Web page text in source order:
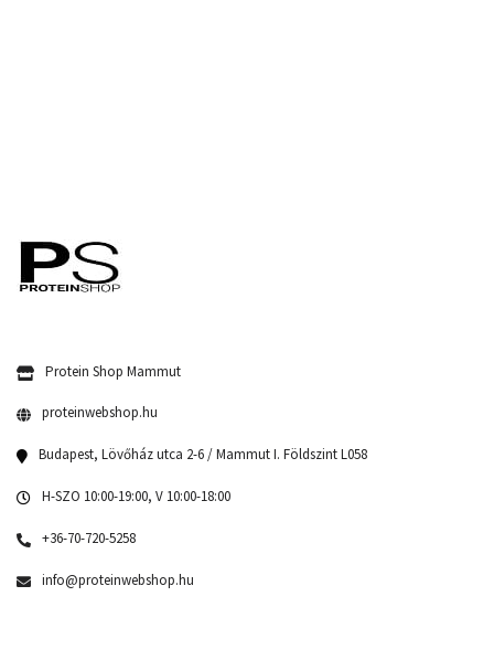
Protein Shop Mammut
proteinwebshop.hu
Budapest, Lövőház utca 2-6 / Mammut I. Földszint L058
H-SZO 10:00-19:00, V 10:00-18:00
+36-70-720-5258
info@proteinwebshop.hu